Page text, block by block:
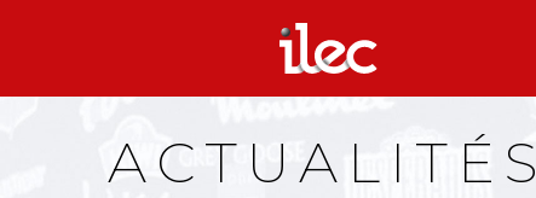
ACTUALITÉS